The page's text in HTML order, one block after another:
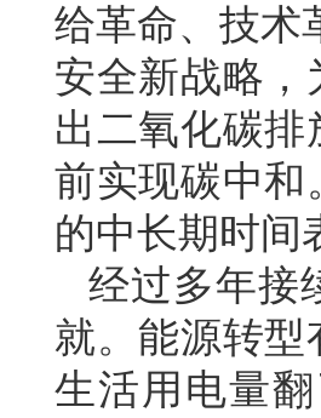
给革命、技术
安全新战略，
出二氧化碳排
前实现碳中和
的中长期时间
经过多年接
就。能源转
生活用电量